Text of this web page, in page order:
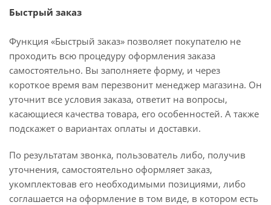
Быстрый заказ
Функция «Быстрый заказ» позволяет покупателю не
проходить всю процедуру оформления заказа
самостоятельно. Вы заполняете форму, и через
короткое время вам перезвонит менеджер магазина. Он
уточнит все условия заказа, ответит на вопросы,
касающиеся качества товара, его особенностей. А также
подскажет о вариантах оплаты и доставки.
По результатам звонка, пользователь либо, получив
уточнения, самостоятельно оформляет заказ,
укомплектовав его необходимыми позициями, либо
соглашается на оформление в том виде, в котором есть